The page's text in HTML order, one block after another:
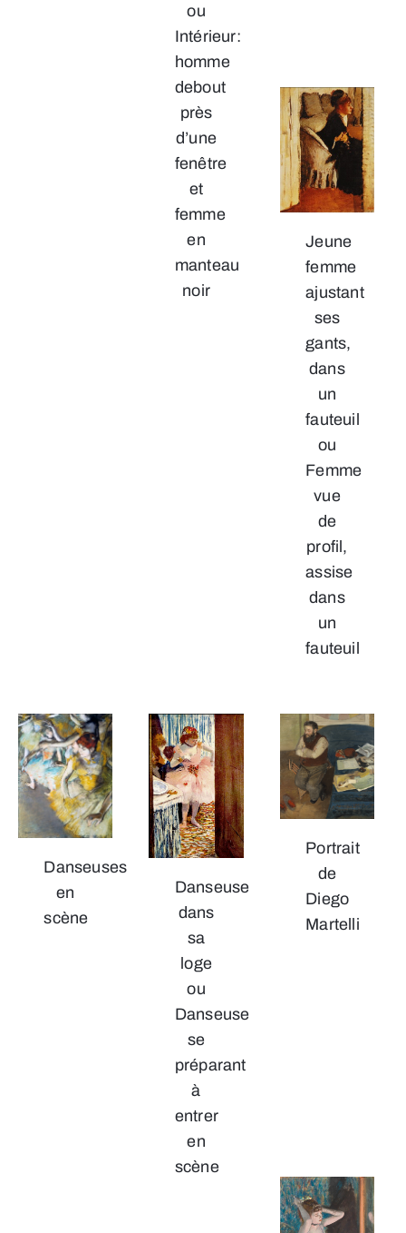
ou
Intérieur:
homme
debout
près
d’une
fenêtre
et
femme
en
manteau
noir
Jeune
femme
ajustant
ses
gants,
dans
un
fauteuil
ou
Femme
vue
de
profil,
assise
dans
un
fauteuil
Danseuses
en
scène
Danseuse
dans
sa
loge
ou
Danseuse
se
préparant
à
entrer
en
scène
Portrait
de
Diego
Martelli